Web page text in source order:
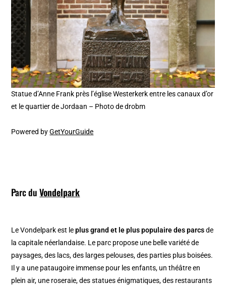
Statue d’Anne Frank près l’église Westerkerk entre les canaux d’or
et le quartier de Jordaan – Photo de drobm
Powered byGetYourGuide
Parc duVondelpark
Le Vondelpark est leplus grand et le plus populaire des parcsde
la capitale néerlandaise. Le parc propose une belle variété de
paysages, des lacs, des larges pelouses, des parties plus boisées.
Il y a une pataugoire immense pour les enfants, un théâtre en
plein air, une roseraie, des statues énigmatiques, des restaurants